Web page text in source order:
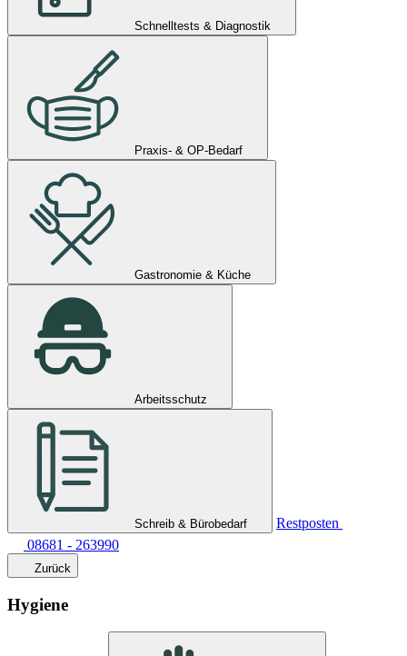
Schnelltests & Diagnostik
Praxis- & OP-Bedarf
Gastronomie & Küche
Arbeitsschutz
Schreib & Bürobedarf
Restposten
08681 - 263990
Zurück
Hygiene